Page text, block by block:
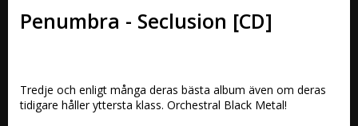
Penumbra - Seclusion [CD]
Tredje och enligt många deras bästa album även om deras
tidigare håller yttersta klass. Orchestral Black Metal!